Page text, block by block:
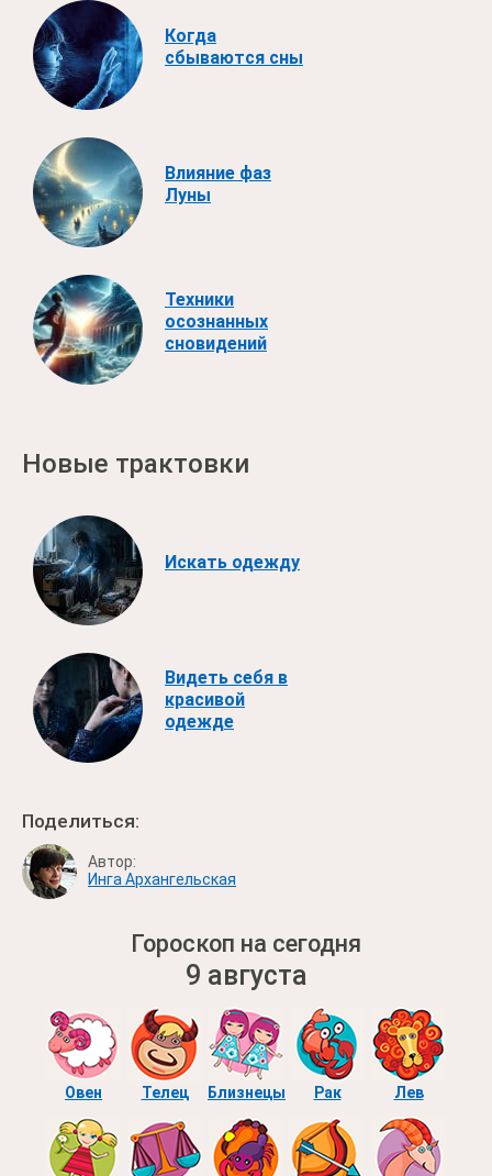
Когда
сбываются сны
Влияние фаз
Луны
Техники
осознанных
сновидений
Новые трактовки
Искать одежду
Видеть себя в
красивой
одежде
Поделиться:
Автор:
Инга Архангельская
Гороскоп на сегодня
9 августа
Овен Телец Близнецы Рак Лев